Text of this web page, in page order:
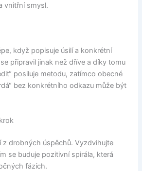
vnitřní smysl.
když popisuje úsilí a konkrétní
připravil jinak než dříve a díky tomu
posiluje metodu, zatímco obecné
bez konkrétního odkazu může být
z drobných úspěchů. Vyzdvihujte
se buduje pozitivní spirála, která
fázích.